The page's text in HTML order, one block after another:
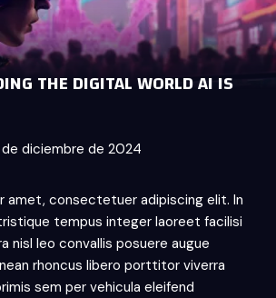
THE DIGITAL WORLD AI IS
de diciembre de 2024
amet, consectetuer adipiscing elit. In
tempus integer laoreet facilisi
nisl leo convallis posuere augue
rhoncus libero porttitor viverra
sem per vehicula eleifend